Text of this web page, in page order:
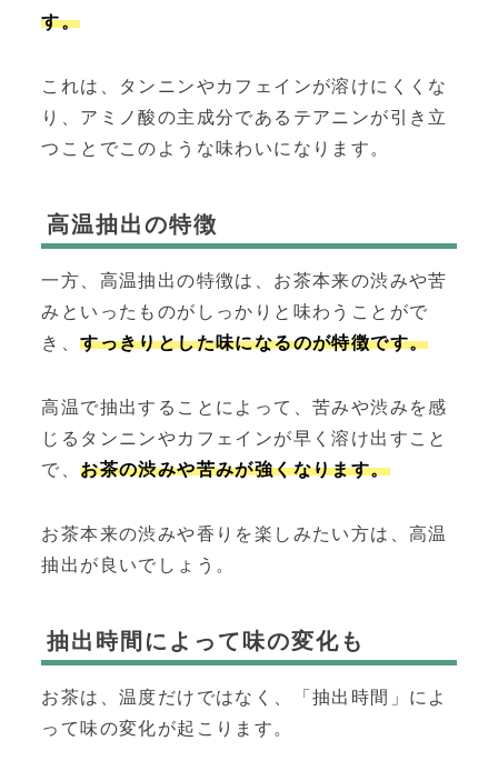
す。
これは、タンニンやカフェインが溶けにくくな
り、アミノ酸の主成分であるテアニンが引き立
つことでこのような味わいになります。
高温抽出の特徴
一方、高温抽出の特徴は、お茶本来の渋みや苦
みといったものがしっかりと味わうことがで
き、すっきりとした味になるのが特徴です。
高温で抽出することによって、苦みや渋みを感
じるタンニンやカフェインが早く溶け出すこと
で、お茶の渋みや苦みが強くなります。
お茶本来の渋みや香りを楽しみたい方は、高温
抽出が良いでしょう。
抽出時間によって味の変化も
お茶は、温度だけではなく、「抽出時間」によ
って味の変化が起こります。